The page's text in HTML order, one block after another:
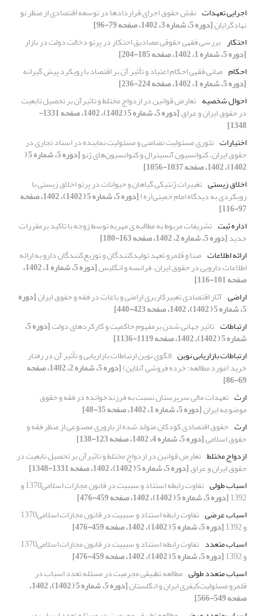
اجرایی تعهدات نقش حقوق اجرای قراردادها در توسعه اقتصادی از منظر نو
نهادگرایان[دوره 5، شماره 3، 1402، صفحه 79-96]
احتکار بررسی فقهی حقوقی مصادیق احتکار در پرتو دخالت دولت در بازار
[دوره 5، شماره 1، 1402، صفحه 185-204]
احکام مبانی فقهی احکام اعتیاد و تأثیر آن بر اقتصاد با رویکرد پیش گیرانه
[دوره 5، شماره 1، 1402، صفحه 224-236]
احوال شخصیه تعارض قوانین در ازدواج مختلط و تاثیرآن بر تحصیل تابعیت
در حقوق ایران و عراق [دوره 5، شماره 5 ( 1402)، 1402، صفحه 1331-
1348]
اختیارات تئوری مسئولیت تضامنی و مسئولیت نماینده در اسناد تجاری در
حقوق ایران، کنوانسیون آنسیترال و کنوانسیون‌های ژنو [دوره 5، شماره 5 (
1402)، 1402، صفحه 1037-1056]
اخلاق زیستی تغییرات ژنتیکی گیاهان و حیوانات در پرتو اخلاق زیستی با
رویکردی به دیدگاه امام خمینی(ره) [دوره 5، شماره 5 ( 1402)، 1402، صفحه
97-116]
اداره ثبت تشریفات مربوط به مطالبه ی مهریه توسط زوجه با تاکید برمقررات
جدید[دوره 5، شماره 2، 1402، صفحه 163-180]
ارائه اطلاعات مبنا و قلمرو تعهد تولیدکنندگان و توزیع‌کنندگان دارو به ارائه
اطلاعات دارویی در حقوق ایران، فرانسه و انگلیس [دوره 5، شماره 1، 1402،
صفحه 101-116]
اراضی آثار اقتصادی تغییرکاربری اراضی و باغات در فقه و حقوق ایران[دوره
5، شماره 5 ( 1402)، 1402، صفحه 423-440]
ارتباطات تاثیر جهانی شدن برمفهوم حاکمیت و کارکردهای دولت [دوره 5،
شماره 5 ( 1402)، 1402، صفحه 1119-1136]
ارتباطات بازاریابی نوین الگوی نوین ارتباطات بازاریابی و تأثیر آن در رفتار
خرید (مورد مطالعه: خرده فروشی آنلاین) [دوره 5، شماره 2، 1402، صفحه
69-86]
ارث تعهدات مالی سرپرستان نسبت به فرزندخوانده در فقه و حقوق
موضوعه ایران[دوره 5، شماره 1، 1402، صفحه 35-48]
ارث حقوق اقتصادی کودکان متولد شده از باروری مصنوعی از منظر فقه و
حقوق اسلامی[دوره 5، شماره 4، 1402، صفحه 123-138]
ازدواج مختلط تعارض قوانین در ازدواج مختلط و تاثیرآن بر تحصیل تابعیت در
حقوق ایران و عراق[دوره 5، شماره 5 ( 1402)، 1402، صفحه 1331-1348]
اسباب طولی
تفاوت رابطه استناد و سببیت در قانون مجازات اسلامی1370 و
1392[دوره 5، شماره 5 ( 1402)، 1402، صفحه 459-476]
اسباب عرضی
تفاوت رابطه استناد و سببیت در قانون مجازات اسلامی1370
و 1392
[دوره 5، شماره 5 ( 1402)، 1402، صفحه 459-476]
اسباب متعدد
تفاوت رابطه استناد و سببیت در قانون مجازات اسلامی1370
و 1392
[دوره 5، شماره 5 ( 1402)، 1402، صفحه 459-476]
اسباب متعدد طولی مطالعه تطبیقی مجرمیت در مسئله تعدد اسباب در
قلمرو مسئولیت‌کیفری ایران و انگلستان [دوره 5، شماره 5 ( 1402)، 1402،
صفحه 549-566]